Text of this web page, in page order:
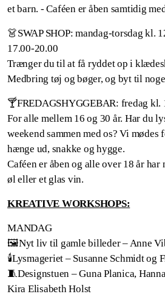
et barn. - Caféen er åben samtidig
👗SWAP SHOP: mandag-torsdag kl.
17.00-20.00
Trænger du til at få ryddet op i
Medbring tøj og bøger, og byt til
🍸FREDAGSHYGGEBAR: fredag kl.
For alle mellem 16 og 30 år. Har du
weekend sammen med os? Vi
hænge ud, snakke og hygge.
Caféen er åben og alle over 18 år
øl eller et glas vin.
KREATIVE WORKSHOPS:
MANDAG
🖼️Nyt liv til gamle billeder – Anne
🕯️Lysmageriet – Susanne Schmidt og
🧵Designstuen – Guna Planica,
Kira Elisabeth Holst